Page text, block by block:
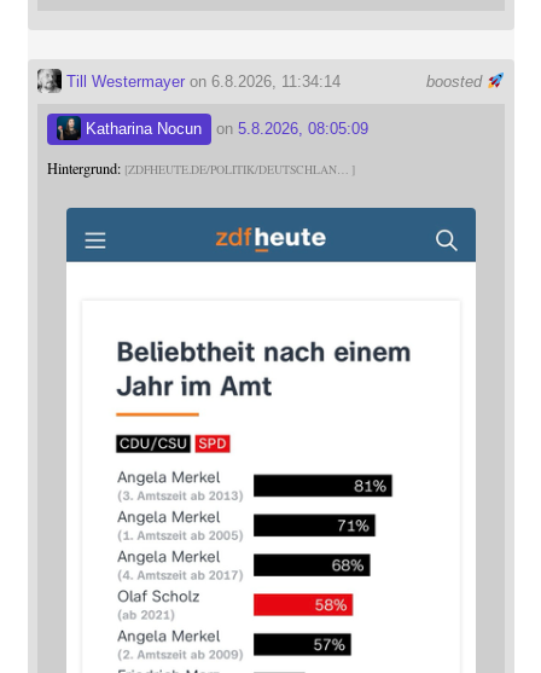
boosted
Till Westermayeron 6.8.2026, 11:34:14
Katharina Nocun on 5.8.2026, 08:05:09
Hintergrund: ZDFHEUTE.DE/POLITIK/DEUTSCHLAN